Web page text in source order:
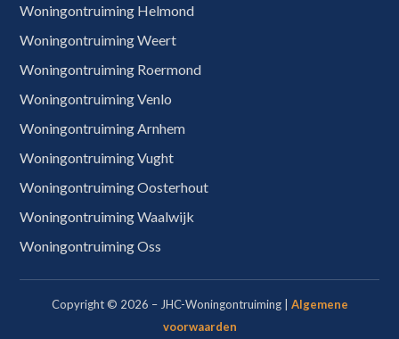
Woningontruiming Helmond
Woningontruiming Weert
Woningontruiming Roermond
Woningontruiming Venlo
Woningontruiming Arnhem
Woningontruiming Vught
Woningontruiming Oosterhout
Woningontruiming Waalwijk
Woningontruiming Oss
Copyright © 2026 – JHC-Woningontruiming | Algemene
voorwaarden